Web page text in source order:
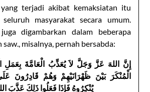
terjadi akibat kemaksiatan itu
masyarakat secara umum.
digambarkan dalam beberapa
saw., misalnya, pernah bersabda:
إِنَّ اللهَ عَزَّ وَجَلَّ لاَ يُعَذِّبُ الْعَامَّةَ بِعَمَلِ
الْمُنْكَرَ بَيْنَ ظَهْرَانَيْهِمْ وَهُمْ قَادِرُونَ
يُنْكِرُوهُ فَإِذَا فَعَلُوا ذَلِكَ عَذَّبَ